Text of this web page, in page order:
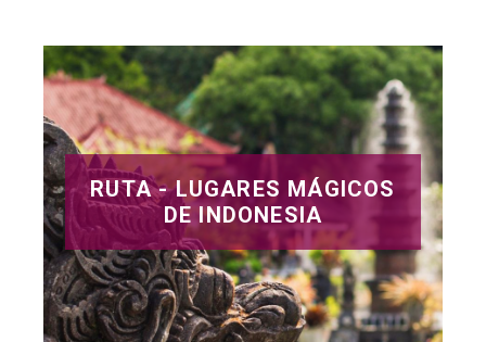
RUTA - LUGARES MÁGICOS
DE INDONESIA